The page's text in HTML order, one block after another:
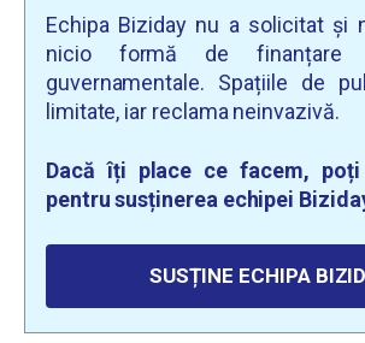
Echipa Biziday nu a solicitat și
nicio formă de finanțare
guvernamentale. Spațiile de
limitate, iar reclama neinvazivă.
Dacă îți place ce facem,
pentru susținerea echipei
SUSȚINE ECHIPA